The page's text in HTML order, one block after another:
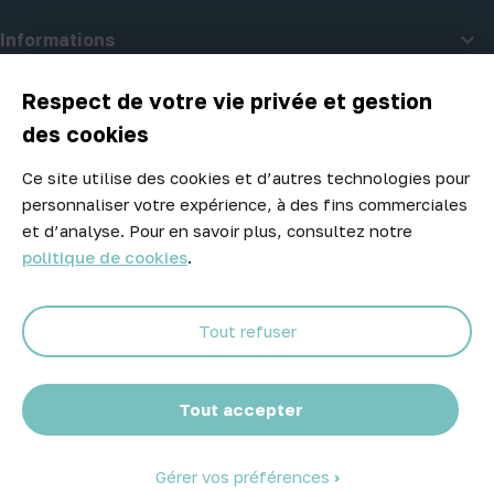
Respect de votre vie privée et gestion
des cookies
Ce site utilise des cookies et d’autres technologies pour
personnaliser votre expérience, à des fins commerciales
et d’analyse. Pour en savoir plus, consultez notre
politique de cookies.
Tout accepter
Tout refuser
Gérer vos préférences
Informations 
A propos d'Atelier Piscine
Newsletter
Ne manquez aucune opportunité ! Restez informé de nos meilleurs
prix et nouveaux arrivages.
Abonnez-vous
© 2026 Atelier Piscine - Tous droits réservés